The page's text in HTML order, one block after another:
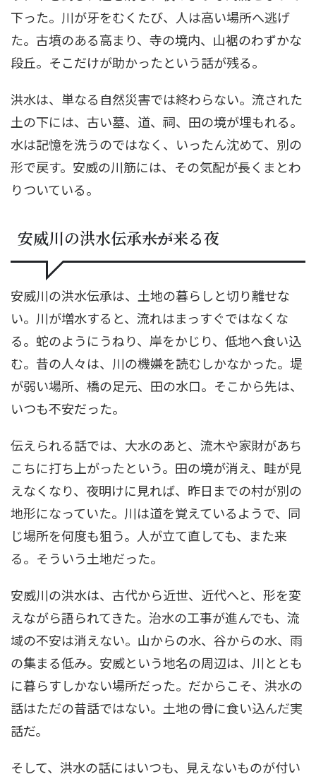
下った。川が牙をむくたび、人は高い場所へ逃げ
た。古墳のある高まり、寺の境内、山裾のわずかな
段丘。そこだけが助かったという話が残る。
洪水は、単なる自然災害では終わらない。流された
土の下には、古い墓、道、祠、田の境が埋もれる。
水は記憶を洗うのではなく、いったん沈めて、別の
形で戻す。安威の川筋には、その気配が長くまとわ
りついている。
安威川の洪水伝承――水が来る夜
安威川の洪水伝承は、土地の暮らしと切り離せな
い。川が増水すると、流れはまっすぐではなくな
る。蛇のようにうねり、岸をかじり、低地へ食い込
む。昔の人々は、川の機嫌を読むしかなかった。堤
が弱い場所、橋の足元、田の水口。そこから先は、
いつも不安だった。
伝えられる話では、大水のあと、流木や家財があち
こちに打ち上がったという。田の境が消え、畦が見
えなくなり、夜明けに見れば、昨日までの村が別の
地形になっていた。川は道を覚えているようで、同
じ場所を何度も狙う。人が立て直しても、また来
る。そういう土地だった。
安威川の洪水は、古代から近世、近代へと、形を変
えながら語られてきた。治水の工事が進んでも、流
域の不安は消えない。山からの水、谷からの水、雨
の集まる低み。安威という地名の周辺は、川ととも
に暮らすしかない場所だった。だからこそ、洪水の
話はただの昔話ではない。土地の骨に食い込んだ実
話だ。
そして、洪水の話にはいつも、見えないものが付い